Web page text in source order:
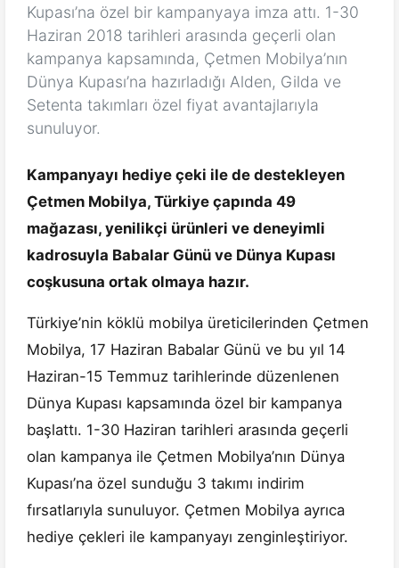
Kupası’na özel bir kampanyaya imza attı. 1-30
Haziran 2018 tarihleri arasında geçerli olan
kampanya kapsamında, Çetmen Mobilya’nın
Dünya Kupası’na hazırladığı Alden, Gilda ve
Setenta takımları özel fiyat avantajlarıyla
sunuluyor.
Kampanyayı hediye çeki ile de destekleyen
Çetmen Mobilya, Türkiye çapında 49
mağazası, yenilikçi ürünleri ve deneyimli
kadrosuyla Babalar Günü ve Dünya Kupası
coşkusuna ortak olmaya hazır.
Türkiye’nin köklü mobilya üreticilerinden Çetmen
Mobilya, 17 Haziran Babalar Günü ve bu yıl 14
Haziran-15 Temmuz tarihlerinde düzenlenen
Dünya Kupası kapsamında özel bir kampanya
başlattı. 1-30 Haziran tarihleri arasında geçerli
olan kampanya ile Çetmen Mobilya’nın Dünya
Kupası’na özel sunduğu 3 takımı indirim
fırsatlarıyla sunuluyor. Çetmen Mobilya ayrıca
hediye çekleri ile kampanyayı zenginleştiriyor.